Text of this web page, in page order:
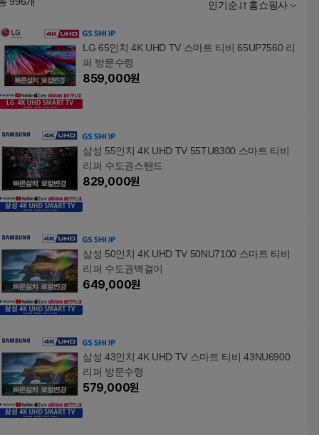
인기순 홈쇼핑사
LG 65인치 4K UHD TV 스마트 티비 65UP7560 리
퍼 방문수령
859,000원
삼성 55인치 4K UHD TV 55TU8300 스마트 티비
리퍼 수도권스탠드
829,000원
삼성 50인치 4K UHD TV 50NU7100 스마트 티비
리퍼 수도권벽걸이
649,000원
삼성 43인치 4K UHD TV 스마트 티비 43NU6900
리퍼 방문수령
579,000원